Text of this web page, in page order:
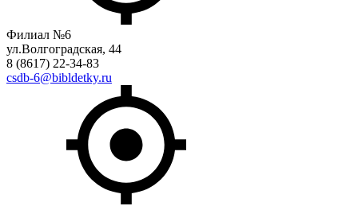
Филиал №6
ул.Волгоградская, 44
8 (8617) 22-34-83
csdb-6@bibldetky.ru